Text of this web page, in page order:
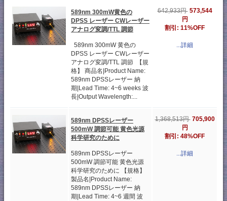
589nm 300mW黄色の
DPSS レーザー CWレーザー
アナログ変調/TTL 調節
589nm 300mW 黄色の
DPSS レーザー CWレーザー
アナログ変調/TTL 調節 【規
格】 商品名|Product Name:
589nm DPSSレーザー 納
期|Lead Time: 4~6 weeks 波
長|Output Wavelength:...
642,933円 573,544
円
割引: 11%OFF
...詳細
589nm DPSSレーザー
500mW 調節可能 黄色光源
科学研究のために
589nm DPSSレーザー
500mW 調節可能 黄色光源
科学研究のために 【規格】
製品名|Product Name:
589nm DPSSレーザー 納
期|Lead Time: 4~6 週間 波
1,368,513円 705,900
円
割引: 48%OFF
...詳細